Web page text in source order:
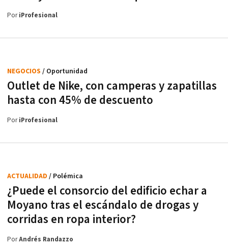
PoriProfesional
Outlet de Nike, con camperas y zapatillas
hasta con 45% de descuento
NEGOCIOS / Oportunidad
PoriProfesional
¿Puede el consorcio del edificio echar a
Moyano tras el escándalo de drogas y
corridas en ropa interior?
ACTUALIDAD / Polémica
PorAndrés Randazzo